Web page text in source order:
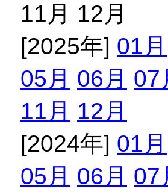
11月 12月
[2025年] 01月
05月 06月 07
11月 12月
[2024年] 01月
05月 06月 07